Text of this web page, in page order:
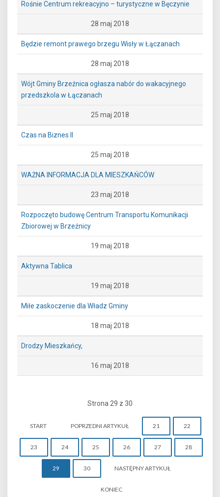
Rośnie Centrum rekreacyjno – turystyczne w Bęczynie
28 maj 2018
Będzie remont prawego brzegu Wisły w Łączanach
28 maj 2018
Wójt Gminy Brzeźnica ogłasza nabór do wakacyjnego
przedszkola w Łączanach
25 maj 2018
Czas na Biznes II
25 maj 2018
WAŻNA INFORMACJA DLA MIESZKAŃCÓW
23 maj 2018
Rozpoczęto budowę Centrum Transportu Komunikacji
Zbiorowej w Brzeźnicy
19 maj 2018
Aktywna Tablica
19 maj 2018
Miłe zaskoczenie dla Władz Gminy
18 maj 2018
Drodzy Mieszkańcy,
16 maj 2018
Strona 29 z 30
START POPRZEDNI ARTYKUŁ 21 22
23 24 25 26 27 28
29 30 NASTĘPNY ARTYKUŁ
KONIEC